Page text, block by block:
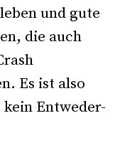
und gute
die auch
Es ist also
Entweder-